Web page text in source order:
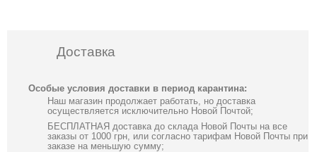
Доставка
Особые условия доставки в период карантина:
Наш магазин продолжает работать, но доставка
осуществляется исключительно Новой Почтой;
БЕСПЛАТНАЯ доставка до склада Новой Почты на все
заказы от 1000 грн, или согласно тарифам Новой Почты при
заказе на меньшую сумму;